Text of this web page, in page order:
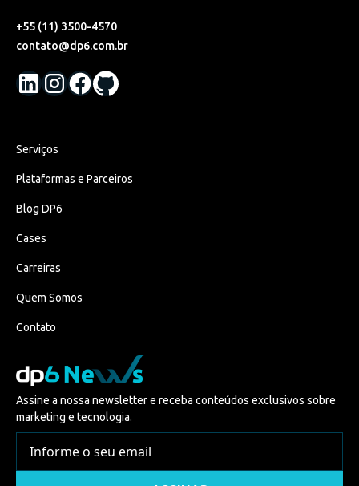
+55 (11) 3500-4570
contato@dp6.com.br
Serviços
Plataformas e Parceiros
Blog DP6
Cases
Carreiras
Quem Somos
Contato
Assine a nossa newsletter e receba conteúdos exclusivos sobre
marketing e tecnologia.